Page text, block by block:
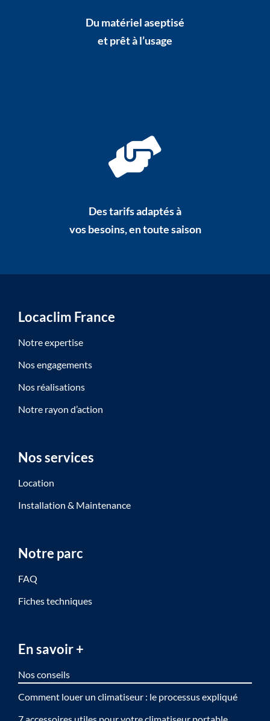
Du matériel aseptisé
et prêt à l’usage
Des tarifs adaptés à
vos besoins, en toute saison
Locaclim France
Notre expertise
Nos engagements
Nos réalisations
Notre rayon d’action
Nos services
Location
Installation & Maintenance
Notre parc
FAQ
Fiches techniques
En savoir +
Nos conseils
Comment louer un climatiseur : le processus expliqué